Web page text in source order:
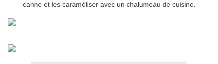
canne et les caraméliser avec un chalumeau de cuisine.